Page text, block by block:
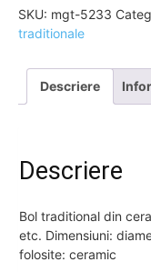
SKU: mgt-5233
traditionale
Descriere
Descriere
Bol traditional din
etc. Dimensiuni:
folosite: ceramic